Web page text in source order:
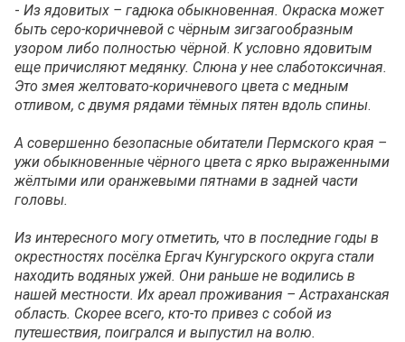
- Из ядовитых – гадюка обыкновенная. Окраска может
быть серо-коричневой с чёрным зигзагообразным
узором либо полностью чёрной. К условно ядовитым
еще причисляют медянку. Слюна у нее слаботоксичная.
Это змея желтовато-коричневого цвета с медным
отливом, с двумя рядами тёмных пятен вдоль спины.
А совершенно безопасные обитатели Пермского края –
ужи обыкновенные чёрного цвета с ярко выраженными
жёлтыми или оранжевыми пятнами в задней части
головы.
Из интересного могу отметить, что в последние годы в
окрестностях посёлка Ергач Кунгурского округа стали
находить водяных ужей. Они раньше не водились в
нашей местности. Их ареал проживания – Астраханская
область. Скорее всего, кто-то привез с собой из
путешествия, поигрался и выпустил на волю.